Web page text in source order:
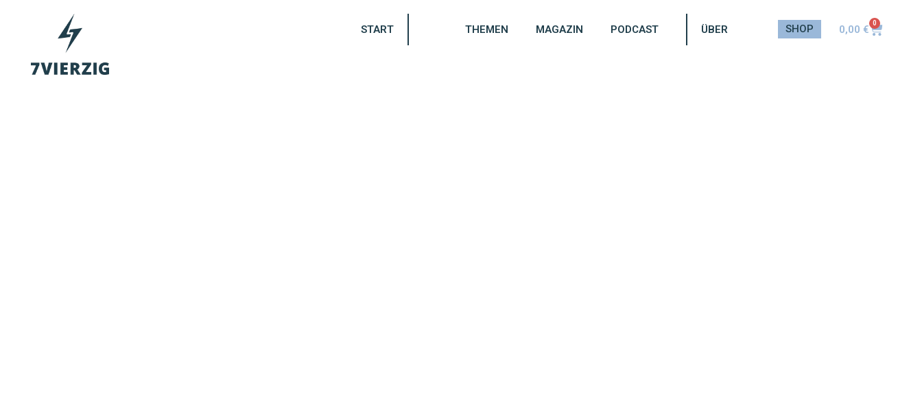
START THEMEN MAGAZIN PODCAST ÜBER SHOP 0,00€ 0